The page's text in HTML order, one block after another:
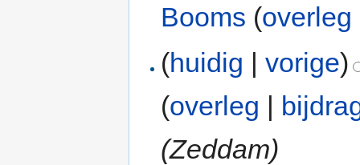
Booms (overleg
(huidig |vorige)
(overleg |
(Zeddam)